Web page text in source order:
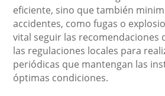
eficiente, sino que también
accidentes, como fugas o
vital seguir las recomendaciones
las regulaciones locales para
periódicas que mantengan las
óptimas condiciones.